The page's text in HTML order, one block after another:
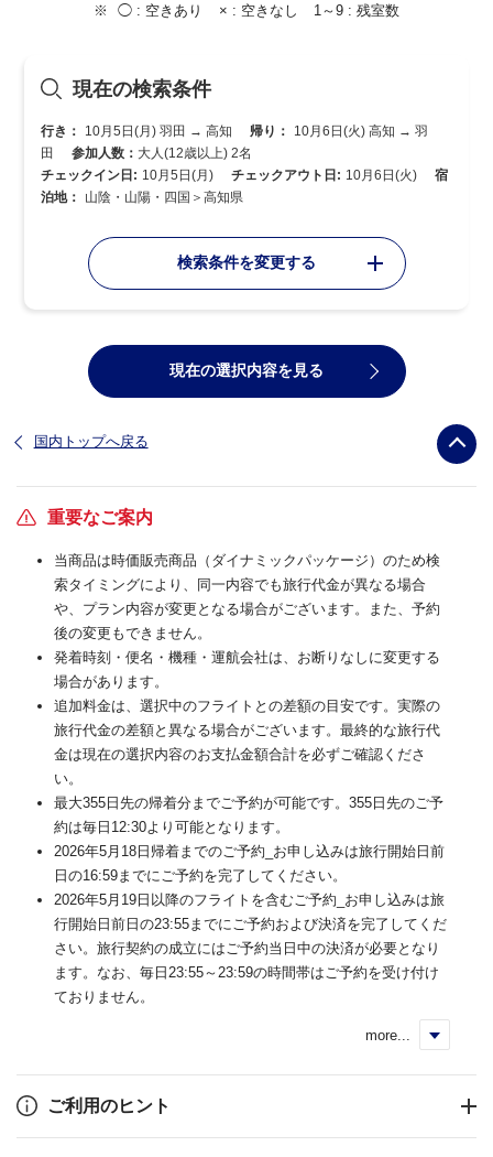
◯ : 空きあり × : 空きなし 1～9 : 残室数
現在の検索条件
行き： 10月5日(月) 羽田 → 高知 帰り：
10月6日(火) 高知 → 羽
田
参加人数： 大人(12歳以上) 2名
チェックイン日: 10月5日(月) チェックアウト日: 10月6日(火)
宿
泊地：
山陰・山陽・四国＞高知県
検索条件を変更する
現在の選択内容を見る
国内トップへ戻る
重要なご案内
当商品は時価販売商品（ダイナミックパッケージ）のため検
索タイミングにより、同一内容でも旅行代金が異なる場合
や、プラン内容が変更となる場合がございます。また、予約
後の変更もできません。
発着時刻・便名・機種・運航会社は、お断りなしに変更する
場合があります。
追加料金は、選択中のフライトとの差額の目安です。実際の
旅行代金の差額と異なる場合がございます。最終的な旅行代
金は現在の選択内容のお支払金額合計を必ずご確認くださ
い。
最大355日先の帰着分までご予約が可能です。355日先のご予
約は毎日12:30より可能となります。
2026年5月18日帰着までのご予約_お申し込みは旅行開始日前
日の16:59までにご予約を完了してください。
2026年5月19日以降のフライトを含むご予約_お申し込みは旅
行開始日前日の23:55までにご予約および決済を完了してくだ
さい。旅行契約の成立にはご予約当日中の決済が必要となり
ます。なお、毎日23:55～23:59の時間帯はご予約を受け付け
ておりません。
more...
ご利用のヒント